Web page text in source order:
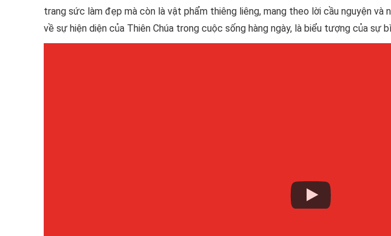
trang sức làm đẹp mà còn là vật phẩm thiêng liêng, mang theo lời cầu nguyện và
về sự hiện diện của Thiên Chúa trong cuộc sống hàng ngày, là biểu tượng của sự